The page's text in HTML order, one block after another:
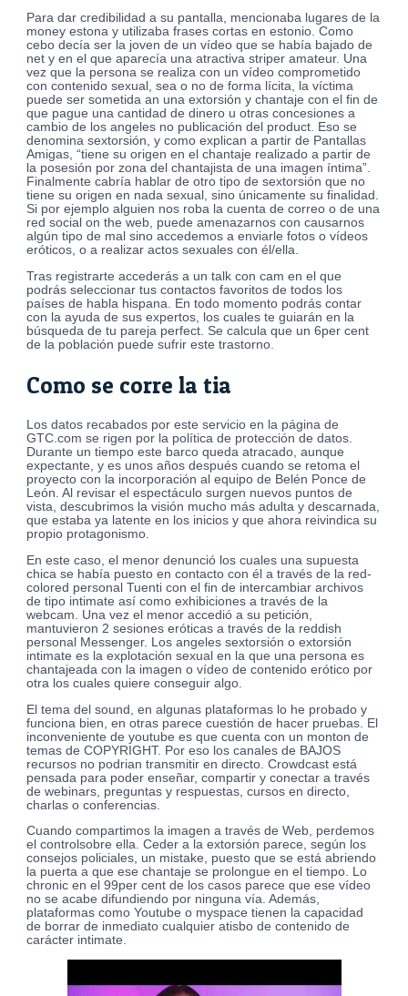
Para dar credibilidad a su pantalla, mencionaba lugares de la
money estona y utilizaba frases cortas en estonio. Como
cebo decía ser la joven de un vídeo que se había bajado de
net y en el que aparecía una atractiva striper amateur. Una
vez que la persona se realiza con un vídeo comprometido
con contenido sexual, sea o no de forma lícita, la víctima
puede ser sometida an una extorsión y chantaje con el fin de
que pague una cantidad de dinero u otras concesiones a
cambio de los angeles no publicación del product. Eso se
denomina sextorsión, y como explican a partir de Pantallas
Amigas, “tiene su origen en el chantaje realizado a partir de
la posesión por zona del chantajista de una imagen íntima”.
Finalmente cabría hablar de otro tipo de sextorsión que no
tiene su origen en nada sexual, sino únicamente su finalidad.
Si por ejemplo alguien nos roba la cuenta de correo o de una
red social on the web, puede amenazarnos con causarnos
algún tipo de mal sino accedemos a enviarle fotos o vídeos
eróticos, o a realizar actos sexuales con él/ella.
Tras registrarte accederás a un talk con cam en el que
podrás seleccionar tus contactos favoritos de todos los
países de habla hispana. En todo momento podrás contar
con la ayuda de sus expertos, los cuales te guiarán en la
búsqueda de tu pareja perfect. Se calcula que un 6per cent
de la población puede sufrir este trastorno.
Como se corre la tia
Los datos recabados por este servicio en la página de
GTC.com se rigen por la política de protección de datos.
Durante un tiempo este barco queda atracado, aunque
expectante, y es unos años después cuando se retoma el
proyecto con la incorporación al equipo de Belén Ponce de
León. Al revisar el espectáculo surgen nuevos puntos de
vista, descubrimos la visión mucho más adulta y descarnada,
que estaba ya latente en los inicios y que ahora reivindica su
propio protagonismo.
En este caso, el menor denunció los cuales una supuesta
chica se había puesto en contacto con él a través de la red-
colored personal Tuenti con el fin de intercambiar archivos
de tipo intimate así como exhibiciones a través de la
webcam. Una vez el menor accedió a su petición,
mantuvieron 2 sesiones eróticas a través de la reddish
personal Messenger. Los angeles sextorsión o extorsión
intimate es la explotación sexual en la que una persona es
chantajeada con la imagen o vídeo de contenido erótico por
otra los cuales quiere conseguir algo.
El tema del sound, en algunas plataformas lo he probado y
funciona bien, en otras parece cuestión de hacer pruebas. El
inconveniente de youtube es que cuenta con un monton de
temas de COPYRIGHT. Por eso los canales de BAJOS
recursos no podrian transmitir en directo. Crowdcast está
pensada para poder enseñar, compartir y conectar a través
de webinars, preguntas y respuestas, cursos en directo,
charlas o conferencias.
Cuando compartimos la imagen a través de Web, perdemos
el controlsobre ella. Ceder a la extorsión parece, según los
consejos policiales, un mistake, puesto que se está abriendo
la puerta a que ese chantaje se prolongue en el tiempo. Lo
chronic en el 99per cent de los casos parece que ese vídeo
no se acabe difundiendo por ninguna vía. Además,
plataformas como Youtube o myspace tienen la capacidad
de borrar de inmediato cualquier atisbo de contenido de
carácter intimate.